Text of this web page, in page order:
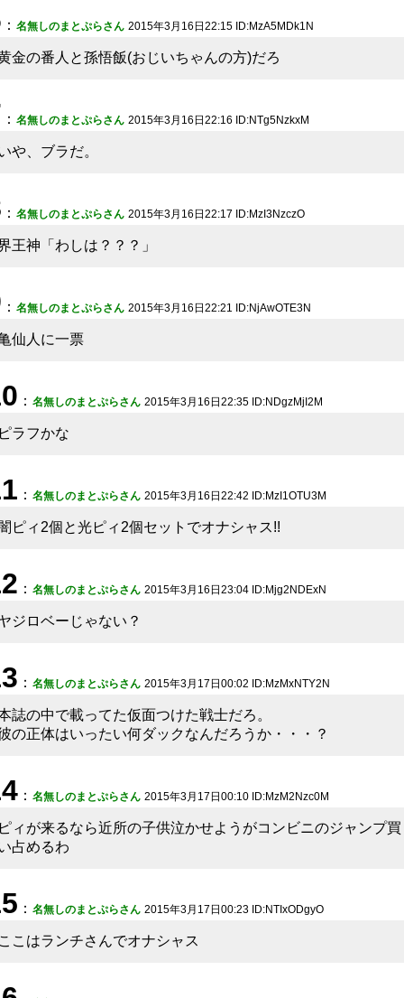
： 名無しのまとぷらさん 2015年3月16日22:15 ID:MzA5MDk1N
金の番人と孫悟飯(おじいちゃんの方)だろ
： 名無しのまとぷらさん 2015年3月16日22:16 ID:NTg5NzkxM
や、ブラだ。
： 名無しのまとぷらさん 2015年3月16日22:17 ID:MzI3NzczO
王神「わしは？？？」
： 名無しのまとぷらさん 2015年3月16日22:21 ID:NjAwOTE3N
仙人に一票
： 名無しのまとぷらさん 2015年3月16日22:35 ID:NDgzMjI2M
ラフかな
： 名無しのまとぷらさん 2015年3月16日22:42 ID:MzI1OTU3M
ピィ2個と光ピィ2個セットでオナシャス!!
： 名無しのまとぷらさん 2015年3月16日23:04 ID:Mjg2NDExN
ジロベーじゃない？
： 名無しのまとぷらさん 2015年3月17日00:02 ID:MzMxNTY2N
誌の中で載ってた仮面つけた戦士だろ。
の正体はいったい何ダックなんだろうか・・・？
： 名無しのまとぷらさん 2015年3月17日00:10 ID:MzM2Nzc0M
ィが来るなら近所の子供泣かせようがコンビニのジャンプ買
占めるわ
： 名無しのまとぷらさん 2015年3月17日00:23 ID:NTIxODgyO
こはランチさんでオナシャス